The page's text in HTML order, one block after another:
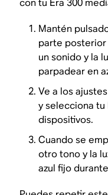
Mantén
parte posterior
un sonido y la
parpadear en
Ve a los
y selecciona tu
dispositivos.
Cuando se
otro tono y la
azul fijo